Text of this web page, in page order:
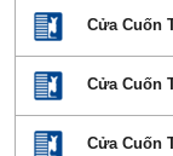
Cửa Cuốn
Cửa Cuốn
Cửa Cuốn